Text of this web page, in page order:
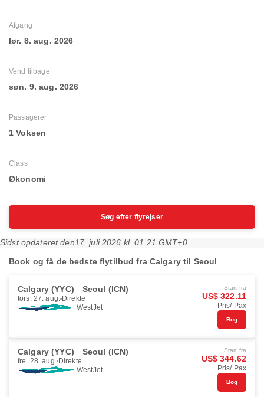
Afgang
lør. 8. aug. 2026
Vend tilbage
søn. 9. aug. 2026
Passagerer
1 Voksen
Class
Økonomi
Søg efter flyrejser
Sidst opdateret den17. juli 2026 kl. 01.21 GMT+0
Book og få de bedste flytilbud fra Calgary til Seoul
Calgary (YYC) Seoul (ICN)
tors. 27. aug. Direkte
WestJet
Start fra
US$ 322.11
Pris/ Pax
Bog
Calgary (YYC) Seoul (ICN)
fre. 28. aug. Direkte
WestJet
Start fra
US$ 344.62
Pris/ Pax
Bog